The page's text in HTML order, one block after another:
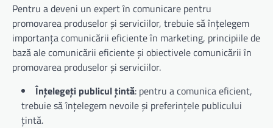
Pentru a deveni un expert în comunicare pentru
promovarea produselor și serviciilor, trebuie să înțelegem
importanța comunicării eficiente în marketing, principiile de
bază ale comunicării eficiente și obiectivele comunicării în
promovarea produselor și serviciilor.
Înțelegeți publicul țintă: pentru a comunica eficient,
trebuie să înțelegem nevoile și preferințele publicului
țintă.